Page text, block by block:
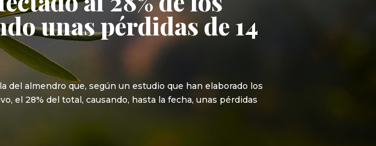
unas pérdidas de 14
del almendro que, según un estudio que han elaborado los
el 28% del total, causando, hasta la fecha, unas pérdidas